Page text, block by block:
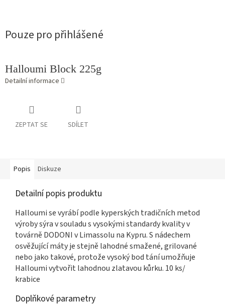
Pouze pro přihlášené
Halloumi Block 225g
Detailní informace
ZEPTAT SE SDÍLET
Popis Diskuze
Detailní popis produktu
Halloumi se vyrábí podle kyperských tradičních metod
výroby sýra v souladu s vysokými standardy kvality v
továrně DODONI v Limassolu na Kypru. S nádechem
osvěžující máty je stejně lahodné smažené, grilované
nebo jako takové, protože vysoký bod tání umožňuje
Halloumi vytvořit lahodnou zlatavou kůrku. 10 ks/
krabice
Doplňkové parametry